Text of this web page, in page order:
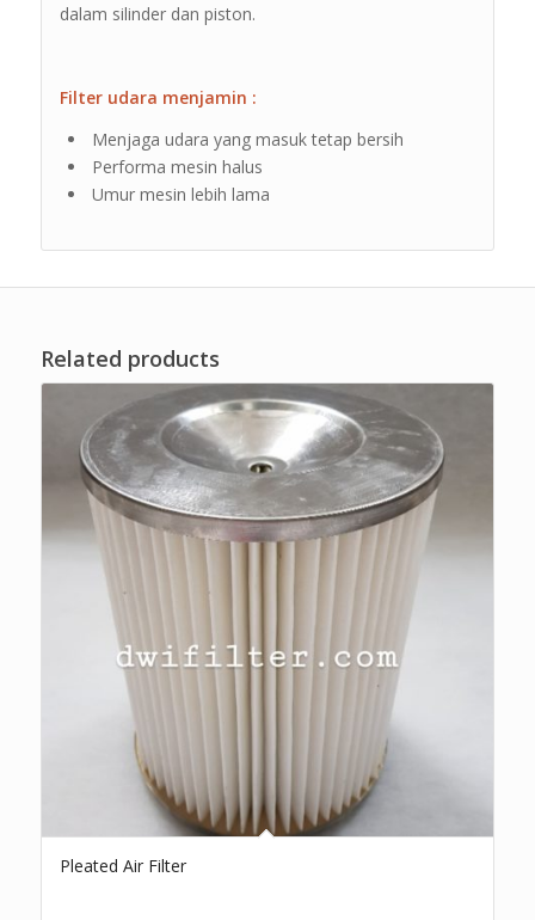
dalam silinder dan piston.
Filter udara menjamin :
Menjaga udara yang masuk tetap bersih
Performa mesin halus
Umur mesin lebih lama
Related products
Pleated Air Filter